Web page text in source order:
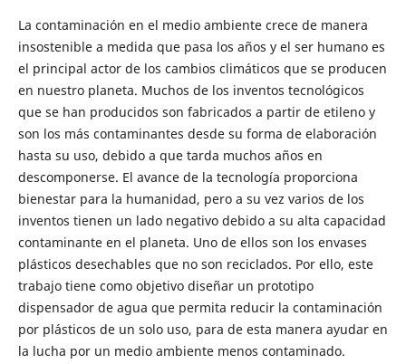
La contaminación en el medio ambiente crece de manera
insostenible a medida que pasa los años y el ser humano es
el principal actor de los cambios climáticos que se producen
en nuestro planeta. Muchos de los inventos tecnológicos
que se han producidos son fabricados a partir de etileno y
son los más contaminantes desde su forma de elaboración
hasta su uso, debido a que tarda muchos años en
descomponerse. El avance de la tecnología proporciona
bienestar para la humanidad, pero a su vez varios de los
inventos tienen un lado negativo debido a su alta capacidad
contaminante en el planeta. Uno de ellos son los envases
plásticos desechables que no son reciclados. Por ello, este
trabajo tiene como objetivo diseñar un prototipo
dispensador de agua que permita reducir la contaminación
por plásticos de un solo uso, para de esta manera ayudar en
la lucha por un medio ambiente menos contaminado.